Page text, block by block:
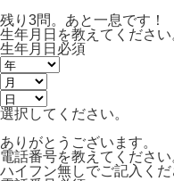
残り3問。あと一息です！
生年月日を教えてください
生年月日 必須
選択してください。
ありがとうございます。
電話番号を教えてください
ハイフン無しでご記入くだ